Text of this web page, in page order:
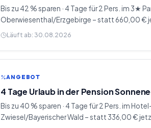
Bis zu 42 % sparen · 4 Tage für 2 Pers. im 3★
Oberwiesenthal/Erzgebirge – statt 660,00 €
Läuft ab: 30.08.2026
ANGEBOT
4 Tage Urlaub in der Pension
Bis zu 40 % sparen · 4 Tage für 2 Pers. im
Zwiesel/Bayerischer Wald – statt 336,00 €